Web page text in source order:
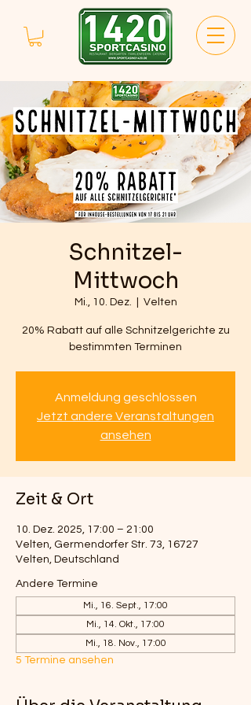
Schnitzel-
Mittwoch
Mi., 10. Dez. Velten
20% Rabatt auf alle Schnitzelgerichte zu
bestimmten Terminen
Anmeldung geschlossen
Jetzt andere Veranstaltungen
ansehen
Zeit & Ort
10. Dez. 2025, 17:00 – 21:00
Velten, Germendorfer Str. 73, 16727
Velten, Deutschland
Andere Termine
Mi., 16. Sept., 17:00
Mi., 14. Okt., 17:00
Mi., 18. Nov., 17:00
5 Termine ansehen